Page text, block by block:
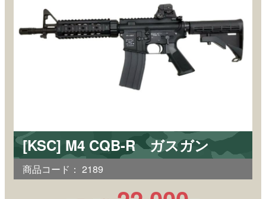
[KSC] M4 CQB-R ガスガン
商品コード： 2189